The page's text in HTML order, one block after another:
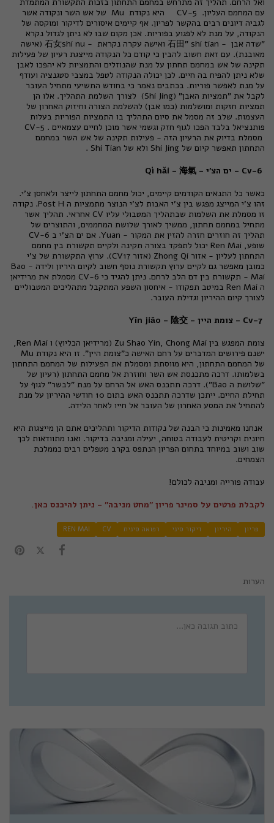
ואל הרחם. תהליך זה מתרחש במחמם התחתון בזכות התקשורת המתמדת
עם המחמם העליון. CV-5 היא נקודת Mu של אש השר ונקודה אשר
לגביה דיונים רבים בהקשר לפריון. אף קיימים איסורים לדיקור ומוקסה של
הנקודה, על מנת לא לפגוע בפוריות. אכן מקום שבו לא ניתן לגדול נקרא
"שדה אבן " shi tian -
石田 ואישה עקרה נקראת shi nu -
石女 (אישה
מאובנת). עם זאת חשוב להבין כי קודם כל הנקודה מייצגת רעיון של פעילות
תקינה של אש במחמם תחתון על מנת שהנוזלים והתמציות לא יהפכו לאבן
שלא ניתן להפיח בה חיים. לכן יכולה הנקודה לטפל במצבי סטגנציה ועודף
על מנת לאפשר פוריות. בכתבים נאמר כי בחודש התשיעי מתחיל העובר
לקבל את "תמציות האבן" (Shi Jing) לצורך השלמת התהליך. אלו הן
תמציות חזקות ומושלמות (כמו אבן) להשלמת הצורה וחיזוק האחרון של
העצמות. שלב זה מסמל את סיום התהליך בו התמציות הפוריות בעלות
פותנציאל בלבד הפכו לגוף חזק וגשמי אשר מוכן לחיים עצמאיים . CV-5
מסמלת בדיוק את הרעיון הזה - פעילות תקינה של אש השר במחמם
התחתון תאפשר קיום של Shi Jing ולא של Shi Tian .
Cv-6 - ים הצ'י - Qì hǎi - 海氣
כאשר כל התנאים הקודמים קיימים, יכול מחמם התחתון לייצר ולאחסן צ'י.
זהו צ'י המייצג מפגש בין צ'י האבות לצ'י הנוצר מתמציות ה Post H. נקודה
זו מסמלת את השלמות שבתהליך המטבולי עליו CV אחראי. תהליך אשר
מתחיל במחמם תחתון, ממשיך לאורך שלושת המחממים, והתוצרים של
תהליך זה חוזרים חזרה להזין את המקור - Yuan. אם ים הצ'י ב CV-6
שופע, Ren Mai יכול לתפקד בצורה תקינה ולקיים תקשורת בין מחמם
התחתון לעליון - אזור Zhong Qi (אזור CV17). ערוץ התקשורת של צ'י
כמובן מאפשר גם לקיים ערוץ תקשורת נוסף חשוב לקיום היריון ולידה - Bao
Mai - תקשורת בין דם הלב לרחם. ניתן להגיד כי CV-6 מסמלת את מרידיאן
ה Ren Mai במיטב תפקודו - איחסון השפע המתקבל מתהליכים המטבוליים
לצורך קיום ההיריון וגדילת העובר.
Cv-7 - צומת היין - Yīn jiāo - 陰交
צומת המפגש בין Zu Shao Yin, Chong Mai (מרידיאן הכליוץ) ו Ren Mai,
ישנם פירושים המדברים על רחם האישה כ"צומת היין". זו היא נקודת Mu
של המחמם התחתון, היא מווסתת ומסמלת את הפעילות של המחמם התחתון
בשלמותו. דרכה מתכנסת אש השר וחוזרת אל מחמם התחתון (רעיון של
"שלושת ה Bao"). דרכה תתכנס האש אל הרחם על מנת "לבשר" לגוף על
תחילת החיים. ייתכן שדרכה תתכנס האש בתום 10 חודשי ההיריון על מנת
להתחיל את המסע האחרון של העובר אל חייו לאחר הלידה.
אנחנו מאמינות כי הבנה של נקודות הדיקור ותהליכים אתם הן מייצגות היא
חיונית וקריטית לעבודה בטוחה, יעילה ומניבה בדיקור. ואנו מתוודאות לכך
שוב ושוב במיוחד בתחום הפריון הנתפס בקרב מטפלים רבים כממלכת
הצמחים.
עבודה פורייה ומניבה לכולם!
לקבלת פרטים על סמינר פריון "מחט מניבה" - ניתן להיכנס כאן.
פריון היריון דיקור סיני רפואה סינית CV
REN MAI
הערות